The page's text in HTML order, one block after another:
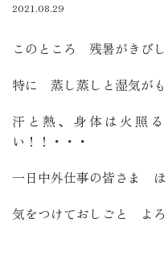
2021.08.29
このところ 残暑がきび
特に 蒸し蒸しと湿気が
汗と熱、身体は火照
い！！・・・
一日中外仕事の皆さま ほ
気をつけておしごと よ